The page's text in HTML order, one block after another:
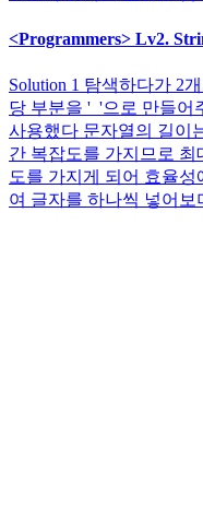
<Programmers> Lv2.
Solution 1 탐색하다가 2
당 부분을 '_'으로 만들어
사용했다 문자열의 길이
간 복잡도를 가지므로 최
도를 가지게 되어 효율성
여 글자를 하나씩 넣어보